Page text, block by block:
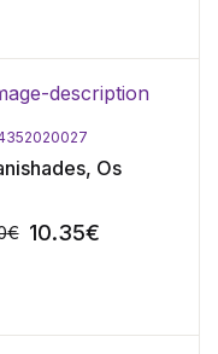
Os
€ 10.35€